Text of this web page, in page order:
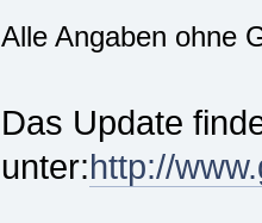
Alle Angaben ohne
Das Update
unter:http://